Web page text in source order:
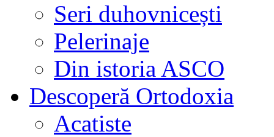
Seri duhovnicești
Pelerinaje
Din istoria ASCO
Descoperă Ortodoxia
Acatiste